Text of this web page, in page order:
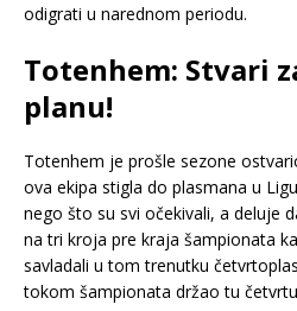
odigrati u narednom periodu.
Totenhem: Stvari
planu!
Totenhem je prošle sezone
ova ekipa stigla do plasmana u
nego što su svi očekivali, a deluje
na tri kroja pre kraja šampionata
savladali u tom trenutku
tokom šampionata držao tu